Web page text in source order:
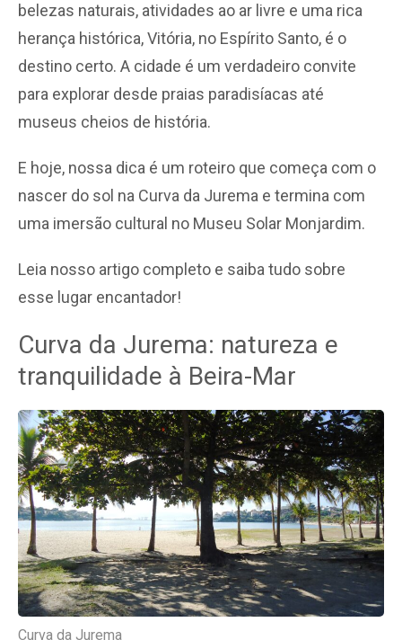
belezas naturais, atividades ao ar livre e uma rica
herança histórica, Vitória, no Espírito Santo, é o
destino certo. A cidade é um verdadeiro convite
para explorar desde praias paradisíacas até
museus cheios de história.
E hoje, nossa dica é um roteiro que começa com o
nascer do sol na Curva da Jurema e termina com
uma imersão cultural no Museu Solar Monjardim.
Leia nosso artigo completo e saiba tudo sobre
esse lugar encantador!
Curva da Jurema: natureza e
tranquilidade à Beira-Mar
Curva da Jurema